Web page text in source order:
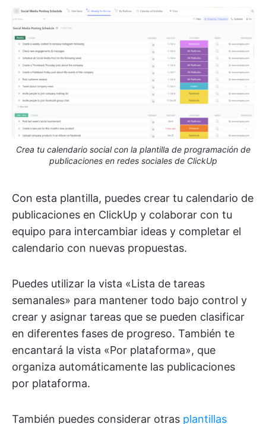
Crea tu calendario social con la plantilla de programación de
publicaciones en redes sociales de ClickUp
Con esta plantilla, puedes crear tu calendario de
publicaciones en ClickUp y colaborar con tu
equipo para intercambiar ideas y completar el
calendario con nuevas propuestas.
Puedes utilizar la vista «Lista de tareas
semanales» para mantener todo bajo control y
crear y asignar tareas que se pueden clasificar
en diferentes fases de progreso. También te
encantará la vista «Por plataforma», que
organiza automáticamente las publicaciones
por plataforma.
También puedes considerar otras plantillas